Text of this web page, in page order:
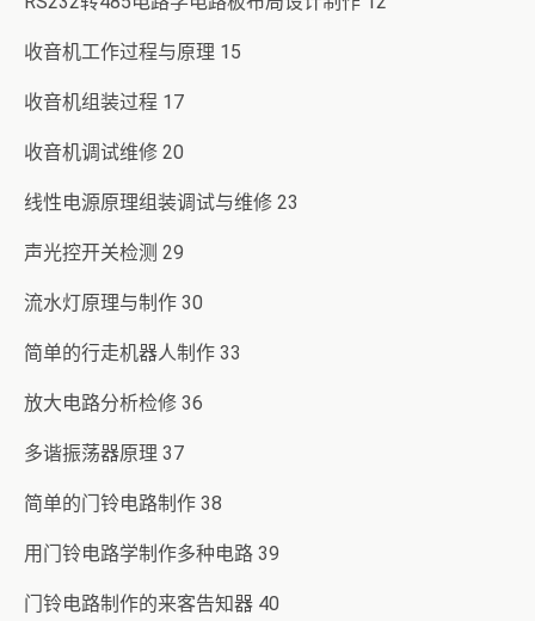
收音机工作过程与原理 15
收音机组装过程 17
收音机调试维修 20
线性电源原理组装调试与维修 23
声光控开关检测 29
流水灯原理与制作 30
简单的行走机器人制作 33
放大电路分析检修 36
多谐振荡器原理 37
简单的门铃电路制作 38
用门铃电路学制作多种电路 39
门铃电路制作的来客告知器 40